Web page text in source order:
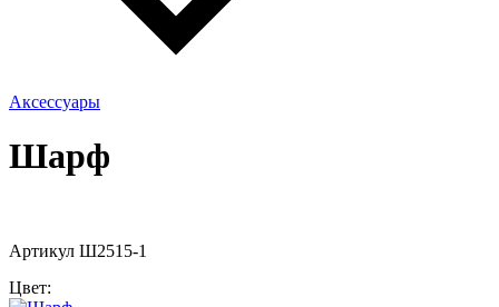
Аксессуары
Шарф
Артикул Ш2515-1
Цвет: